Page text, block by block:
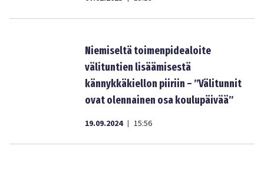
Niemiseltä toimenpidealoite
välituntien lisäämisestä
kännykkäkiellon piiriin – ”Välitunnit
ovat olennainen osa koulupäivää”
19.09.2024 | 15:56